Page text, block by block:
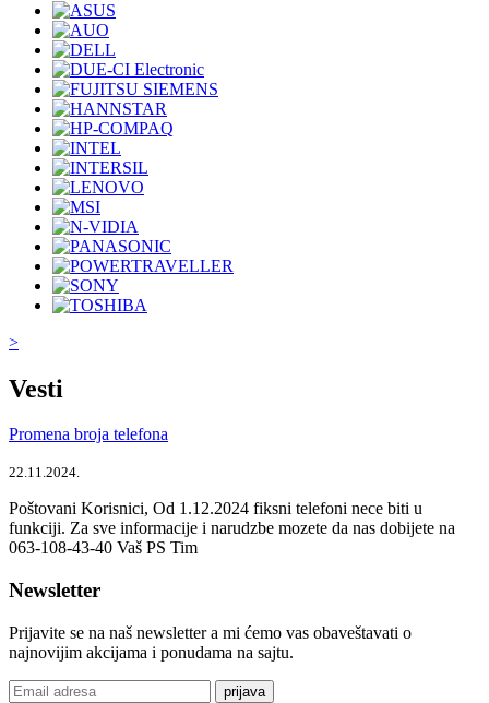
>
Vesti
Promena broja telefona
22.11.2024.
Poštovani Korisnici, Od 1.12.2024 fiksni telefoni nece biti u
funkciji. Za sve informacije i narudzbe mozete da nas dobijete na
063-108-43-40 Vaš PS Tim
Newsletter
Prijavite se na naš newsletter a mi ćemo vas obaveštavati o
najnovijim akcijama i ponudama na sajtu.
prijava